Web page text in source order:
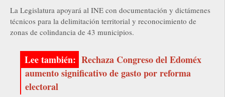
La Legislatura apoyará al INE con documentación y dictámenes
técnicos para la delimitación territorial y reconocimiento de
zonas de colindancia de 43 municipios.
Rechaza Congreso del Edoméx
aumento significativo de gasto por reforma
electoral